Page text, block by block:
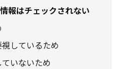
報はチェックされない
しているため
いないため